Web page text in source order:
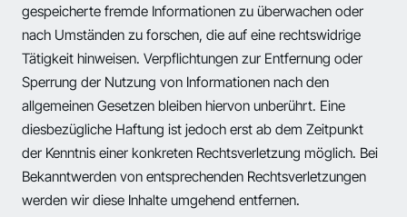
gespeicherte fremde Informationen zu überwachen oder
nach Umständen zu forschen, die auf eine rechtswidrige
Tätigkeit hinweisen. Verpflichtungen zur Entfernung oder
Sperrung der Nutzung von Informationen nach den
allgemeinen Gesetzen bleiben hiervon unberührt. Eine
diesbezügliche Haftung ist jedoch erst ab dem Zeitpunkt
der Kenntnis einer konkreten Rechtsverletzung möglich. Bei
Bekanntwerden von entsprechenden Rechtsverletzungen
werden wir diese Inhalte umgehend entfernen.